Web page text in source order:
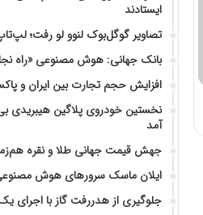
ایستادند
تصاویر گوگل‌بوک لنوو لو رفت؛
بانک جهانی: هوش مصنوعی «راه
افزایش حجم تجارت بین ایران و پاکستان به رقم
نخستین خودروی پلاگین هیبریدی
آمد
جهش قیمت جهانی طلا و نقره
ایلان ماسک سرورهای هوش مصنوعی
جلوگیری از هدررفت گاز با اجرای